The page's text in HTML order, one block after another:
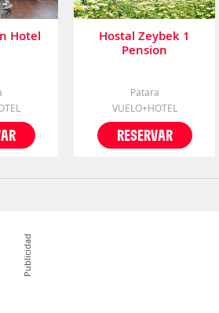
Hotel
Hostal Zeybek 1
Pension
Patara
VUELO+HOTEL
RESERVAR
Publicidad